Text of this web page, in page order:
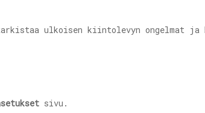
ulkoisen kiintolevyn ongelmat
sivu.